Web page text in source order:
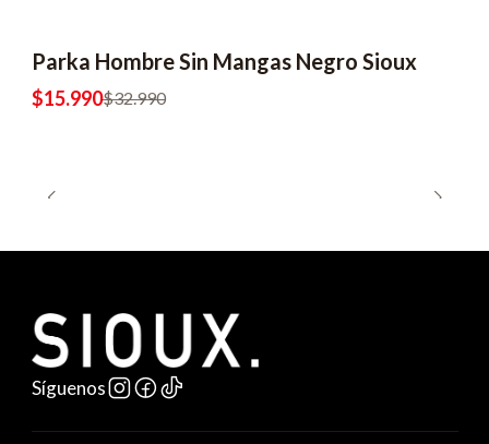
-52% OFF
Parka Hombre Sin Mangas Negro Sioux
$15.990$32.990
Síguenos